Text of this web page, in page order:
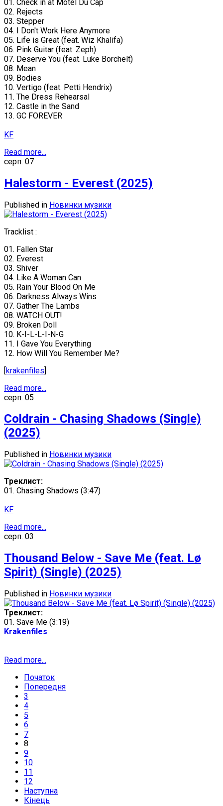
01. Check in at Motel Du Cap
02. Rejects
03. Stepper
04. I Don't Work Here Anymore
05. Life is Great (feat. Wiz Khalifa)
06. Pink Guitar (feat. Zeph)
07. Deserve You (feat. Luke Borchelt)
08. Mean
09. Bodies
10. Vertigo (feat. Petti Hendrix)
11. The Dress Rehearsal
12. Castle in the Sand
13. GC FOREVER
KF
Read more...
серп. 07
Halestorm - Everest (2025)
Published in Новинки музики
Tracklist :
01. Fallen Star
02. Everest
03. Shiver
04. Like A Woman Can
05. Rain Your Blood On Me
06. Darkness Always Wins
07. Gather The Lambs
08. WATCH OUT!
09. Broken Doll
10. K-I-L-L-I-N-G
11. I Gave You Everything
12. How Will You Remember Me?
[krakenfiles]
Read more...
серп. 05
Coldrain - Chasing Shadows (Single)
(2025)
Published in Новинки музики
Треклист:
01. Chasing Shadows (3:47)
KF
Read more...
серп. 03
Thousand Below - Save Me (feat. Lø
Spirit) (Single) (2025)
Published in Новинки музики
Треклист:
01. Save Me (3:19)
Krakenfiles
Read more...
Початок
Попередня
3
4
5
6
7
8
9
10
11
12
Наступна
Кінець